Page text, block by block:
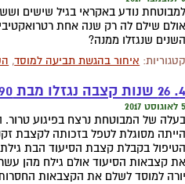
למבוטחת נודע באקראי בגיל שישים
אולם שילם לה רק שנה אחת
השנים שנגזלו ממנה?
קטגוריות: איחור בהגשת תביעה למוסד,
4. 26 שנות קצבה נגזלו מבת 90 והשופט אישר
5 לאוגוסט 2017
בעלה של המבוטחת נרצח בפיגוע טרור.
הייתה מסוגלת לטפל בזכותה לקצבת
הטיפול בקבלת קצבת הסיעוד הבת
את קצבאות הסיעוד אולם גילח מהן
יורה למוסד לשלם את הקצבאות